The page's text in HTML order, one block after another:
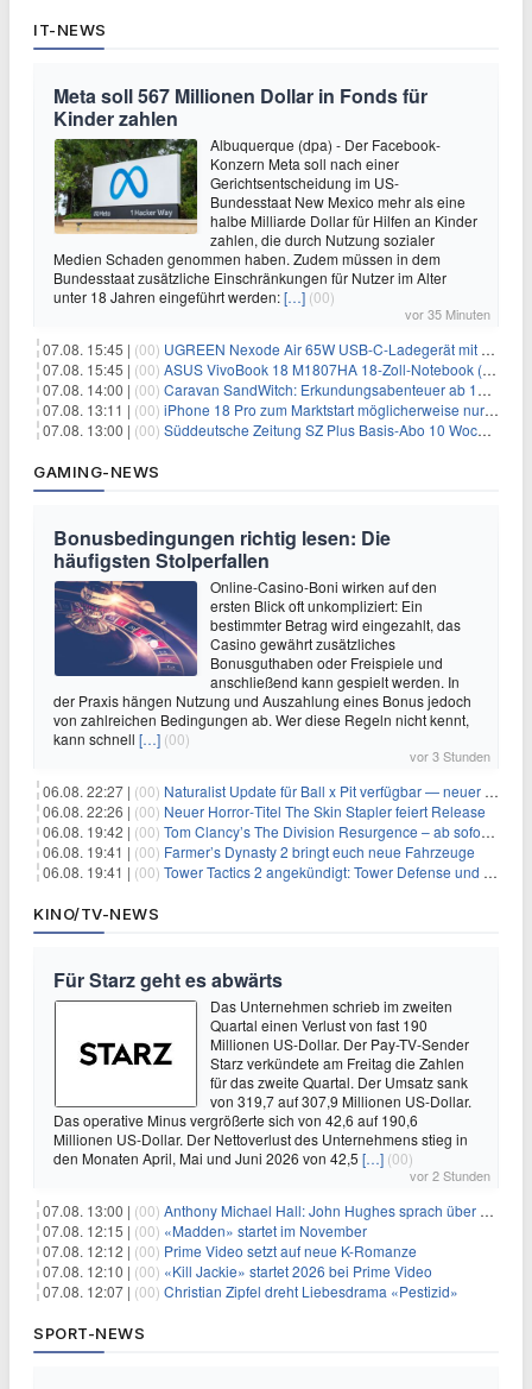
IT-NEWS
Meta soll 567 Millionen Dollar in Fonds für
Kinder zahlen
Albuquerque (dpa) - Der Facebook-
Konzern Meta soll nach einer
Gerichtsentscheidung im US-
Bundesstaat New Mexico mehr als eine
halbe Milliarde Dollar für Hilfen an Kinder
zahlen, die durch Nutzung sozialer
Medien Schaden genommen haben. Zudem müssen in dem
Bundesstaat zusätzliche Einschränkungen für Nutzer im Alter
unter 18 Jahren eingeführt werden:[…] (00)
vor 35 Minuten
07.08. 15:45 | (00) UGREEN Nexode Air 65W USB-C-Ladegerät mit GaN-Technik für 24,99€
07.08. 15:45 | (00) ASUS VivoBook 18 M1807HA 18-Zoll-Notebook (Ryzen 7, 16GB) für 734,57€
07.08. 14:00 | (00) Caravan SandWitch: Erkundungsabenteuer ab 13.08. gratis im Epic Games Store
07.08. 13:11 | (00) iPhone 18 Pro zum Marktstart möglicherweise nur begrenzt verfügbar
07.08. 13:00 | (00) Süddeutsche Zeitung SZ Plus Basis-Abo 10 Wochen für 10€
GAMING-NEWS
Bonusbedingungen richtig lesen: Die
häufigsten Stolperfallen
Online-Casino-Boni wirken auf den
ersten Blick oft unkompliziert: Ein
bestimmter Betrag wird eingezahlt, das
Casino gewährt zusätzliches
Bonusguthaben oder Freispiele und
anschließend kann gespielt werden. In
der Praxis hängen Nutzung und Auszahlung eines Bonus jedoch
von zahlreichen Bedingungen ab. Wer diese Regeln nicht kennt,
kann schnell […] (00)
vor 3 Stunden
06.08. 22:27 | (00) Naturalist Update für Ball x Pit verfügbar — neuer Content auf allen Plattformen
06.08. 22:26 | (00) Neuer Horror‑Titel The Skin Stapler feiert Release
06.08. 19:42 | (00) Tom Clancy’s The Division Resurgence – ab sofort für euch verfügbar
06.08. 19:41 | (00) Farmer’s Dynasty 2 bringt euch neue Fahrzeuge
06.08. 19:41 | (00) Tower Tactics 2 angekündigt: Tower Defense und Deckbuilding Kombo kehrt zurück
KINO/TV-NEWS
Für Starz geht es abwärts
Das Unternehmen schrieb im zweiten
Quartal einen Verlust von fast 190
Millionen US-Dollar. Der Pay-TV-Sender
Starz verkündete am Freitag die Zahlen
für das zweite Quartal. Der Umsatz sank
von 319,7 auf 307,9 Millionen US-Dollar.
Das operative Minus vergrößerte sich von 42,6 auf 190,6
Millionen US-Dollar. Der Nettoverlust des Unternehmens stieg in
den Monaten April, Mai und Juni 2026 von 42,5 […] (00)
vor 2 Stunden
07.08. 13:00 | (00) Anthony Michael Hall: John Hughes sprach über eine Fortsetzung von 'The Breakfast Club'
07.08. 12:15 | (00) «Madden» startet im November
07.08. 12:12 | (00) Prime Video setzt auf neue K-Romanze
07.08. 12:10 | (00) «Kill Jackie» startet 2026 bei Prime Video
07.08. 12:07 | (00) Christian Zipfel dreht Liebesdrama «Pestizid»
SPORT-NEWS